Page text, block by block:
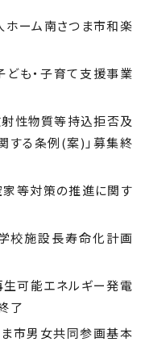
ホーム南さつま市和楽
ども・子育て支援事業
射性物質等持込拒否及
する条例(案)」募集終
家等対策の推進に関す
学校施設長寿命化計画
生可能エネルギー発電
了
ま市男女共同参画基本